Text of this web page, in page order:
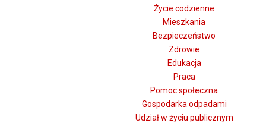
Życie codzienne
Mieszkania
Bezpieczeństwo
Zdrowie
Edukacja
Praca
Pomoc społeczna
Gospodarka odpadami
Udział w życiu publicznym